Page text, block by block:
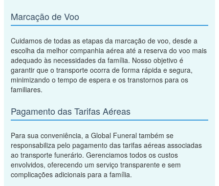
Marcação de Voo
Cuidamos de todas as etapas da marcação de voo, desde a
escolha da melhor companhia aérea até a reserva do voo mais
adequado às necessidades da família. Nosso objetivo é
garantir que o transporte ocorra de forma rápida e segura,
minimizando o tempo de espera e os transtornos para os
familiares.
Pagamento das Tarifas Aéreas
Para sua conveniência, a Global Funeral também se
responsabiliza pelo pagamento das tarifas aéreas associadas
ao transporte funerário. Gerenciamos todos os custos
envolvidos, oferecendo um serviço transparente e sem
complicações adicionais para a família.